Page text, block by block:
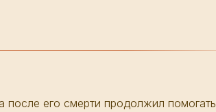
его смерти продолжил помогать